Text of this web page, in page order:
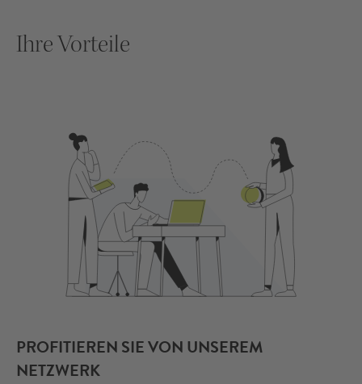
Ihre Vorteile
PROFITIEREN SIE VON UNSEREM
NETZWERK